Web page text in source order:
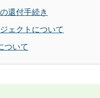
還付手続き
ェクトについて
ついて